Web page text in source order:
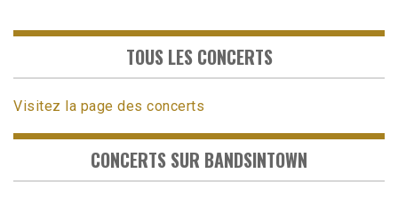
TOUS LES CONCERTS
Visitez la page des concerts
CONCERTS SUR BANDSINTOWN